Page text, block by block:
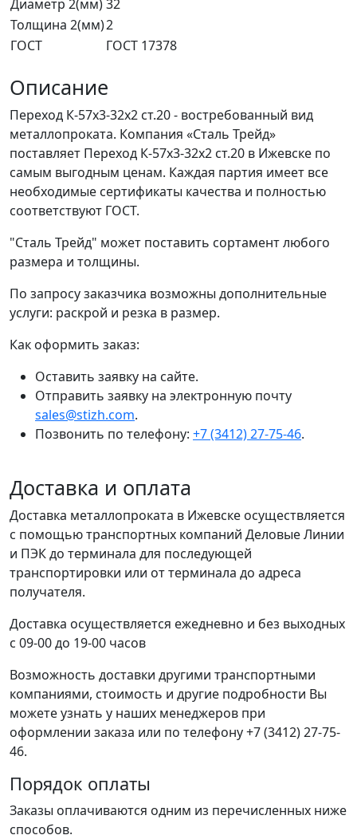
Диаметр 2(мм)32
Толщина 2(мм)2
ГОСТ
ГОСТ 17378
Описание
Переход К-57х3-32х2 ст.20 - востребованный вид
металлопроката. Компания «Сталь Трейд»
поставляет Переход К-57х3-32х2 ст.20 в Ижевске по
самым выгодным ценам. Каждая партия имеет все
необходимые сертификаты качества и полностью
соответствуют ГОСТ.
"Сталь Трейд" может поставить сортамент любого
размера и толщины.
По запросу заказчика возможны дополнительные
услуги: раскрой и резка в размер.
Как оформить заказ:
Оставить заявку на сайте.
Отправить заявку на электронную почту
sales@stizh.com.
Позвонить по телефону: +7 (3412) 27-75-46.
Доставка и оплата
Доставка металлопроката в Ижевске осуществляется
с помощью транспортных компаний Деловые Линии
и ПЭК до терминала для последующей
транспортировки или от терминала до адреса
получателя.
Доставка осуществляется ежедневно и без выходных
с 09-00 до 19-00 часов
Возможность доставки другими транспортными
компаниями, стоимость и другие подробности Вы
можете узнать у наших менеджеров при
оформлении заказа или по телефону +7 (3412) 27-75-
46.
Порядок оплаты
Заказы оплачиваются одним из перечисленных ниже
способов.